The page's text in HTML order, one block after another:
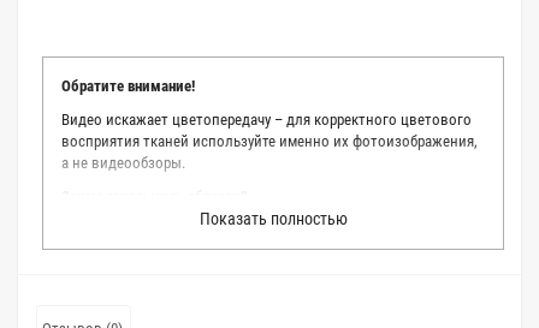
Обратите внимание!
Видео искажает цветопередачу – для корректного цветового
восприятия тканей используйте именно их фотоизображения,
а не видеообзоры.
Мы делаем все возможное, чтобы точно описать цвет каждой
ткани из нашего каталога. Мы осматриваем и фотографируем
Показать полностью